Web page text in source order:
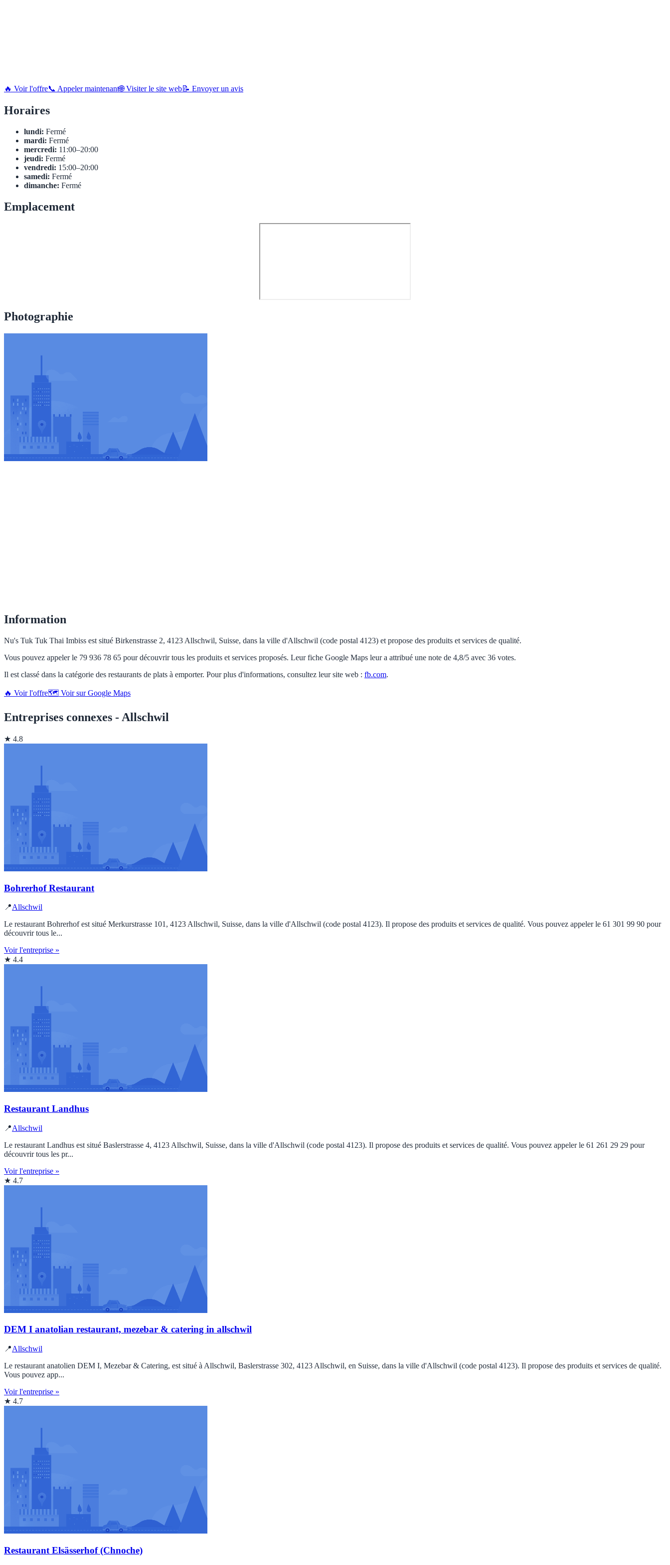
🔥 Voir l'offre📞 Appeler maintenant🌐 Visiter le site web📝 Envoyer un avis
Horaires
lundi: Fermé
mardi: Fermé
mercredi: 11:00–20:00
jeudi: Fermé
vendredi: 15:00–20:00
samedi: Fermé
dimanche: Fermé
Emplacement
Photographie
Information
Nu's Tuk Tuk Thai Imbiss est situé Birkenstrasse 2, 4123 Allschwil, Suisse, dans la ville d'Allschwil (code postal 4123) et propose des produits et services de qualité.
Vous pouvez appeler le 79 936 78 65 pour découvrir tous les produits et services proposés. Leur fiche Google Maps leur a attribué une note de 4,8/5 avec 36 votes.
Il est classé dans la catégorie des restaurants de plats à emporter. Pour plus d'informations, consultez leur site web : fb.com.
🔥 Voir l'offre🗺️ Voir sur Google Maps
Entreprises connexes - Allschwil
★ 4.8
Bohrerhof Restaurant
📍Allschwil
Le restaurant Bohrerhof est situé Merkurstrasse 101, 4123 Allschwil, Suisse, dans la ville d'Allschwil (code postal 4123). Il propose des produits et services de qualité. Vous pouvez appeler le 61 301 99 90 pour
découvrir tous le...
Voir l'entreprise »
★ 4.4
Restaurant Landhus
📍Allschwil
Le restaurant Landhus est situé Baslerstrasse 4, 4123 Allschwil, Suisse, dans la ville d'Allschwil (code postal 4123). Il propose des produits et services de qualité. Vous pouvez appeler le 61 261 29 29 pour
découvrir tous les pr...
Voir l'entreprise »
★ 4.7
DEM I anatolian restaurant, mezebar & catering in allschwil
📍Allschwil
Le restaurant anatolien DEM I, Mezebar & Catering, est situé à Allschwil, Baslerstrasse 302, 4123 Allschwil, en Suisse, dans la ville d'Allschwil (code postal 4123). Il propose des produits et services de qualité.
Vous pouvez app...
Voir l'entreprise »
★ 4.7
Restaurant Elsässerhof (Chnoche)